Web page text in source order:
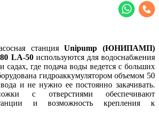
станцияUnipump (ЮНИПАМП)
LA-50 используются для водоснабжения
садах, где подача воды ведется с больших
гидроаккумулятором объемом 50
и не нужно ее постоянно закачивать.
с отверстиями обеспечивают
и возможность крепления к